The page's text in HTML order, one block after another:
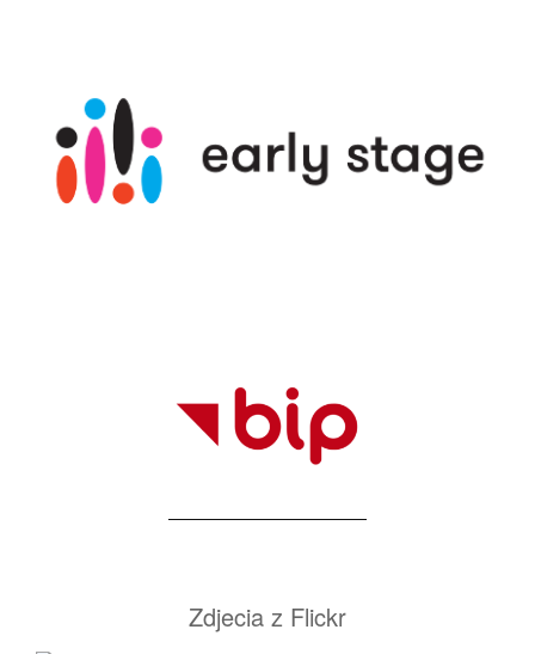
Zdjecia z Flickr